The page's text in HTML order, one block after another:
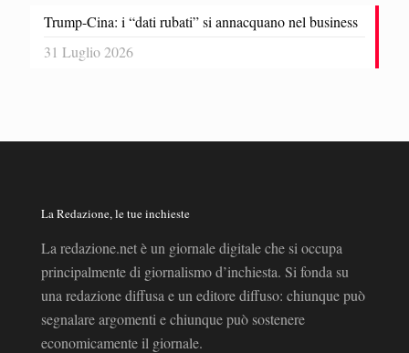
Trump-Cina: i “dati rubati” si annacquano nel business
31 Luglio 2026
La Redazione, le tue inchieste
La redazione.net è un giornale digitale che si occupa
principalmente di giornalismo d’inchiesta. Si fonda su
una redazione diffusa e un editore diffuso: chiunque può
segnalare argomenti e chiunque può sostenere
economicamente il giornale.